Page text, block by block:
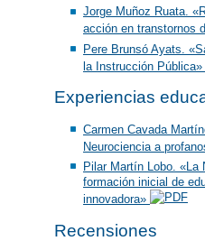
Jorge Muñoz Ruata.
acción en transtornos
Pere Brunsó Ayats.
la Instrucción Pública»
Experiencias
Carmen Cavada
Neurociencia a
Pilar Martín Lobo. «La
formación inicial de
innovadora»
Recensiones